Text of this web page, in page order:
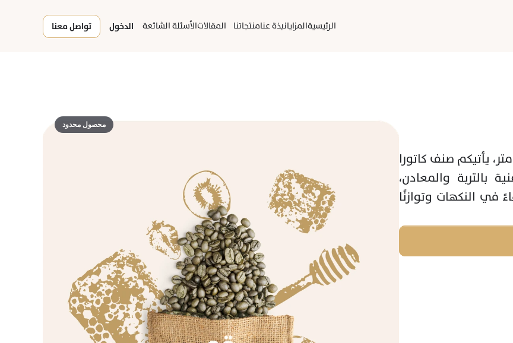
محصول محدود
تواصل معنا الدخول الأسئلة الشائعةالمقالات منتجاتنانبذة عناالمزاياالرئيسية